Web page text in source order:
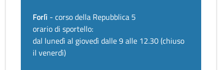
Forlì - corso della Repubblica 5
orario di sportello:
dal lunedì al giovedì dalle 9 alle 12.30 (chiuso
il venerdì)